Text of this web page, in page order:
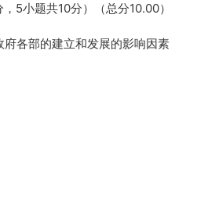
5小题共10分）（总分10.00）
府各部的建立和发展的影响因素